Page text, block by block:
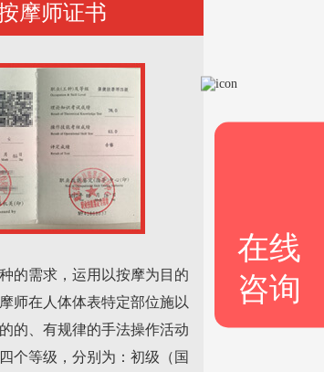
摩师证书
的需求，运用以按摩为目的
师在人体体表特定部位施以
的、有规律的手法操作活动
个等级，分别为：初级（国
在线
咨询